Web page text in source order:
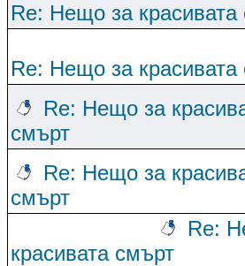
Re: Нещо за красивата
Re: Нещо за красивата
Re: Нещо за
смърт
Re: Нещо за
смърт
Re:
красивата смърт